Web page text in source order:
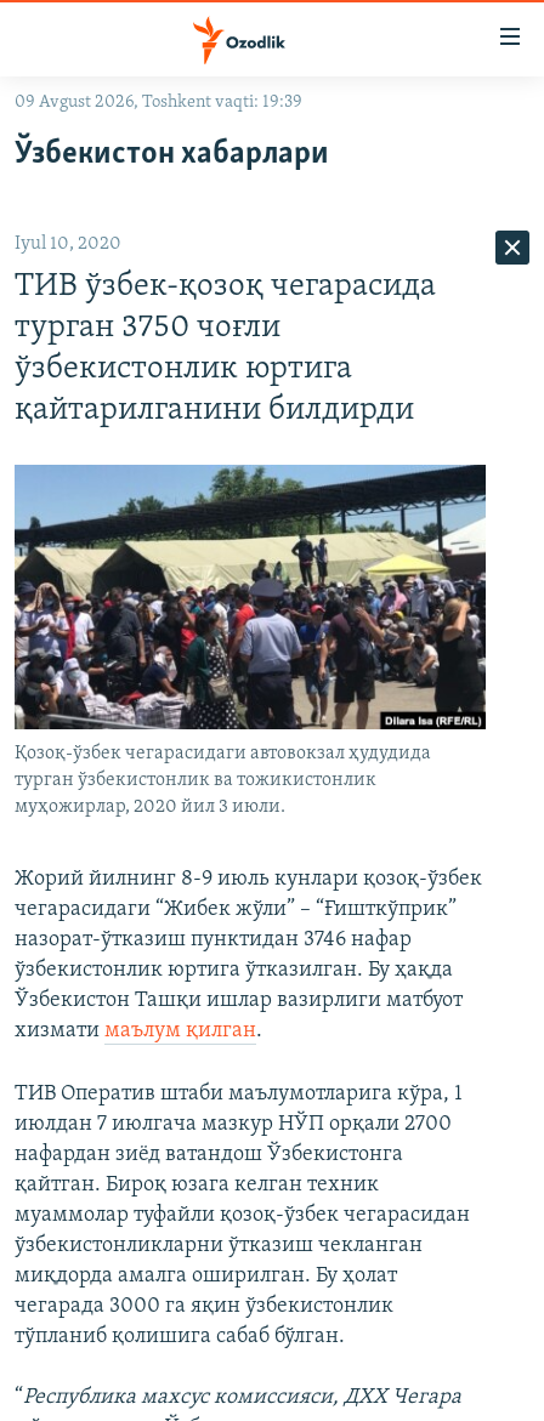
Асосий
Қидиришга
ўтинг
OZODLIK SURISHTIRUVLARI
На русском
ИЖТИМОИЙ ТАРМОҚЛАР
Озодлик бошқа тилларда
09 Avgust 2026, Toshkent vaqti: 19:39
Ўзбекистон хабарлари
Iyul 10, 2020
ТИВ ўзбек-қозоқ чегарасида
турган 3750 чоғли
ўзбекистонлик юртига
қайтарилганини билдирди
Қозоқ-ўзбек чегарасидаги автовокзал ҳудудида
турган ўзбекистонлик ва тожикистонлик
муҳожирлар, 2020 йил 3 июли.
Жорий йилнинг 8-9 июль кунлари қозоқ-ўзбек
чегарасидаги “Жибек жўли” – “Ғишткўприк”
назорат-ўтказиш пунктидан 3746 нафар
ўзбекистонлик юртига ўтказилган. Бу ҳақда
Ўзбекистон Ташқи ишлар вазирлиги матбуот
хизмати маълум қилган.
ТИВ Оператив штаби маълумотларига кўра, 1
июлдан 7 июлгача мазкур НЎП орқали 2700
нафардан зиёд ватандош Ўзбекистонга
қайтган. Бироқ юзага келган техник
муаммолар туфайли қозоқ-ўзбек чегарасидан
ўзбекистонликларни ўтказиш чекланган
миқдорда амалга оширилган. Бу ҳолат
чегарада 3000 га яқин ўзбекистонлик
тўпланиб қолишига сабаб бўлган.
“Республика махсус комиссияси, ДХХ Чегара